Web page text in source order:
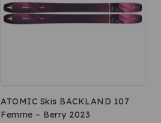
ATOMIC Skis BACKLAND 107
Femme – Berry 2023